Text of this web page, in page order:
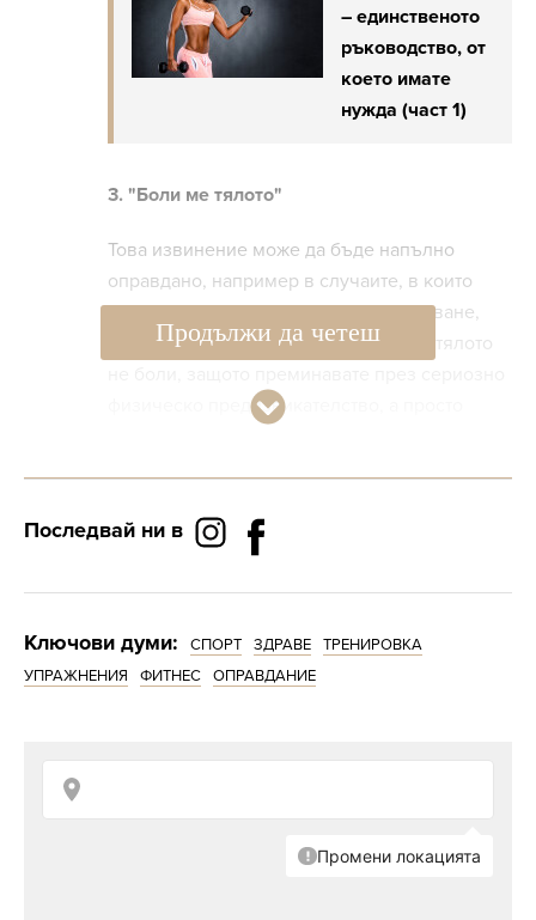
– единственото
ръководство, от
което имате
нужда (част 1)
3. "Боли ме тялото"
Това извинение може да бъде напълно
оправдано, например в случаите, в които
тялото ви се възстановява от заболяване,
контузия или операция. Често обаче тялото
физическо предизвикателство, а просто
демотивиращо на мотивацията за трениране,
особено ако амбициите ви са по-големи в
харвардски
Продължи да четеш
Последвай ни в
Ключови думи: СПОРТ ЗДРАВЕ
ТРЕНИРОВКА
УПРАЖНЕНИЯ
ФИТНЕС ОПРАВДАНИЕ